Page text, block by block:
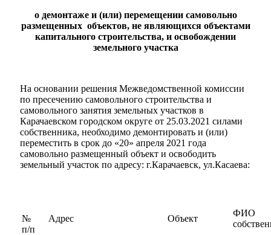
о демонтаже и (или) перемещении самовольно
размещенных объектов, не являющихся объектами
капитального строительства, и освобождении
земельного участка
На основании решения Межведомственной комиссии
по пресечению самовольного строительства и
самовольного занятия земельных участков в
Карачаевском городском округе от 25.03.2021 силами
собственника, необходимо демонтировать и (или)
переместить в срок до «20» апреля 2021 года
самовольно размещенный объект и освободить
земельный участок по адресу: г.Карачаевск, ул.Касаева:
№
п/п
Адрес Объект
ФИО